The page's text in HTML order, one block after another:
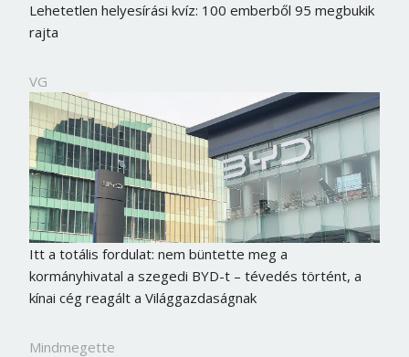
Lehetetlen helyesírási kvíz: 100 emberből 95 megbukik
rajta
VG
Itt a totális fordulat: nem büntette meg a
kormányhivatal a szegedi BYD-t – tévedés történt, a
kínai cég reagált a Világgazdaságnak
Mindmegette